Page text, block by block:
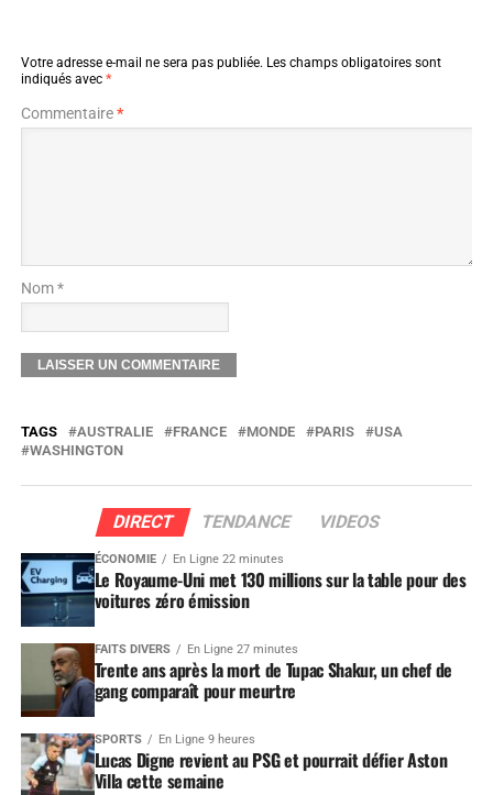
Votre adresse e-mail ne sera pas publiée. Les champs obligatoires sont
indiqués avec *
Commentaire*
Nom *
TAGS AUSTRALIE FRANCE MONDE PARIS
USA
WASHINGTON
DIRECT TENDANCE VIDEOS
ÉCONOMIE En Ligne 22 minutes
Le Royaume-Uni met 130 millions sur la table pour des
voitures zéro émission
FAITS DIVERS En Ligne 27 minutes
Trente ans après la mort de Tupac Shakur, un chef de
gang comparaît pour meurtre
SPORTS En Ligne 9 heures
Lucas Digne revient au PSG et pourrait défier Aston
Villa cette semaine